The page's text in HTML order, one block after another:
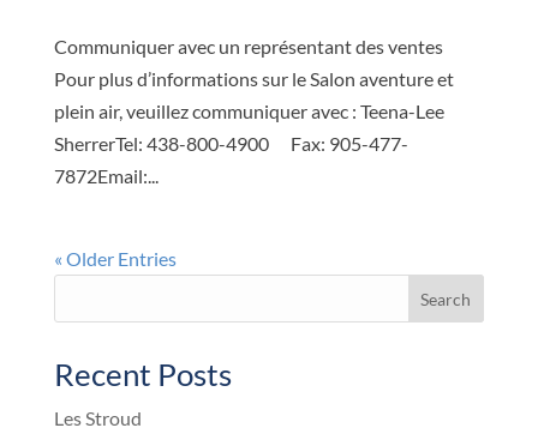
Communiquer avec un représentant des ventes
Pour plus d’informations sur le Salon aventure et
plein air, veuillez communiquer avec : Teena-Lee
SherrerTel: 438-800-4900 Fax: 905-477-
7872Email:...
« Older Entries
Search
Recent Posts
Les Stroud